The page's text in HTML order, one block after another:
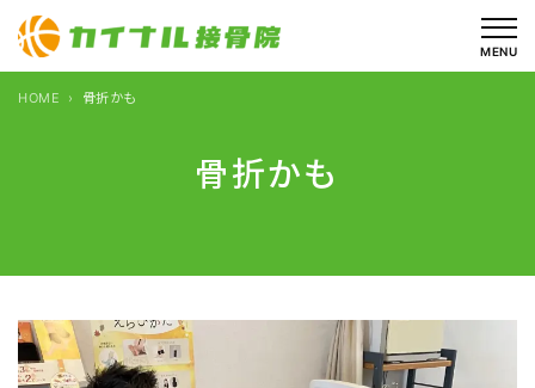
を
MENU
骨折かも
HOME 骨折かも